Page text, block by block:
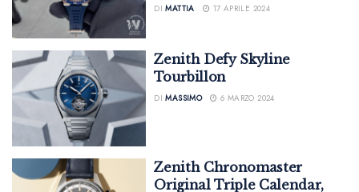
DI MATTIA 17 APRILE 2024
Zenith Defy Skyline
Tourbillon
DI MASSIMO 6 MARZO 2024
Zenith Chronomaster
Original Triple Calendar,